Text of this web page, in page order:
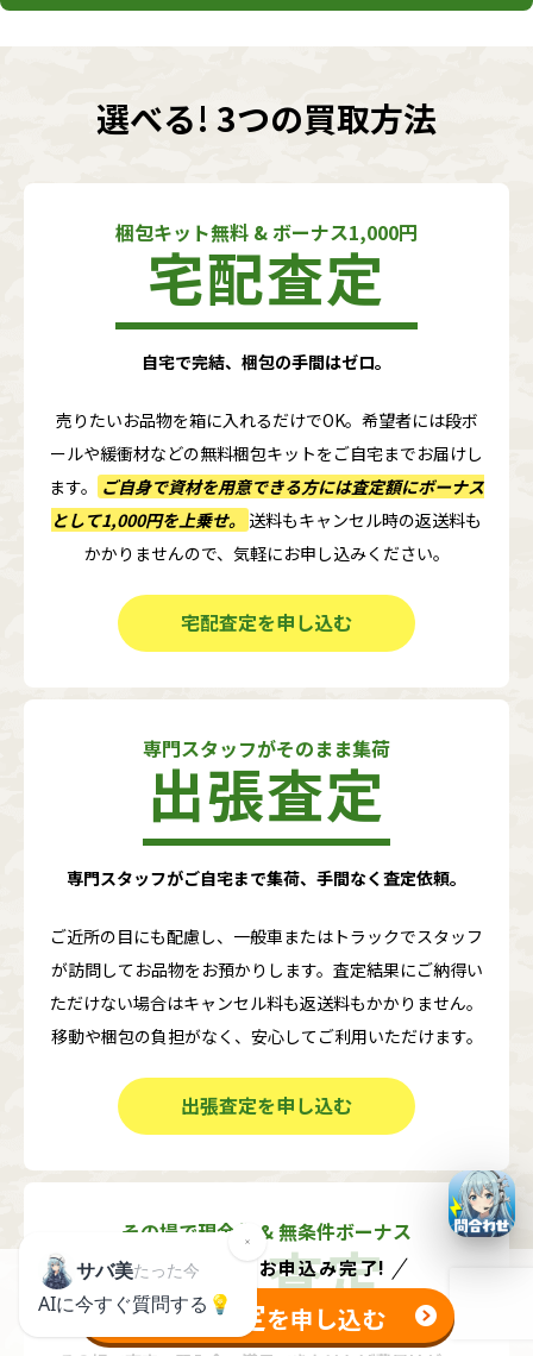
選べる! 3つの買取方法
梱包キット無料 & ボーナス1,000円
宅配査定
自宅で完結、梱包の手間はゼロ。
売りたいお品物を箱に入れるだけでOK。希望者には段ボ
ールや緩衝材などの無料梱包キットをご自宅までお届けし
ます。
ご自身で資材を用意できる方には査定額にボーナス
として1,000円を上乗せ。 送料もキャンセル時の返送料も
かかりませんので、気軽にお申し込みください。
宅配査定を申し込む
専門スタッフがそのまま集荷
出張査定
専門スタッフがご自宅まで集荷、手間なく査定依頼。
ご近所の目にも配慮し、一般車またはトラックでスタッフ
が訪問してお品物をお預かりします。査定結果にご納得い
ただけない場合はキャンセル料も返送料もかかりません。
移動や梱包の負担がなく、安心してご利用いただけます。
出張査定を申し込む
その場で現金化 & 無条件ボーナス
持込査定
たった でお申込み完了!
無料査定を申し込む